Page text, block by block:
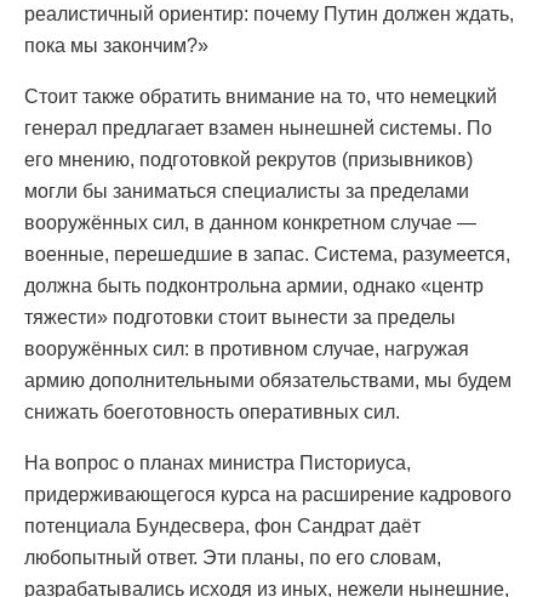
реалистичный ориентир: почему Путин должен ждать,
пока мы закончим?»
Стоит также обратить внимание на то, что немецкий
генерал предлагает взамен нынешней системы. По
его мнению, подготовкой рекрутов (призывников)
могли бы заниматься специалисты за пределами
вооружённых сил, в данном конкретном случае —
военные, перешедшие в запас. Система, разумеется,
должна быть подконтрольна армии, однако «центр
тяжести» подготовки стоит вынести за пределы
вооружённых сил: в противном случае, нагружая
армию дополнительными обязательствами, мы будем
снижать боеготовность оперативных сил.
На вопрос о планах министра Писториуса,
придерживающегося курса на расширение кадрового
потенциала Бундесвера, фон Сандрат даёт
любопытный ответ. Эти планы, по его словам,
разрабатывались исходя из иных, нежели нынешние,